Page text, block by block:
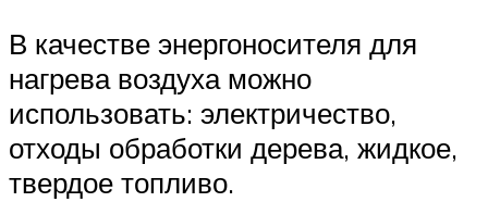
В качестве энергоносителя для
нагрева воздуха можно
использовать: электричество,
отходы обработки дерева, жидкое,
твердое топливо.